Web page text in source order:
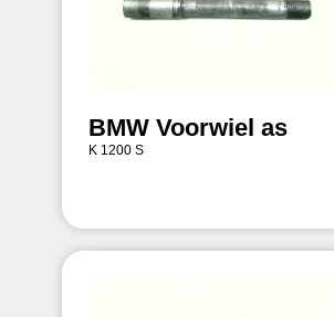
BMW Voorwiel as
K 1200 S